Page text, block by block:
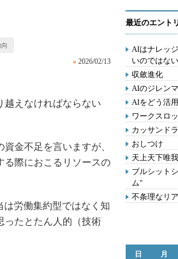
» 2026/02/13
越えなければならない
金不足を言いますが、
る際におこるリソースの
労働集約型ではなく知
ったとたん人的（技術
最近のエント
AIはナレッ
いのではな
収斂進化
AIのジレンマ
AIをどう活
ワークスロ
カッサンド
おしつけ
天上天下唯
ブルシット
ム"
不条理なリ
日 月